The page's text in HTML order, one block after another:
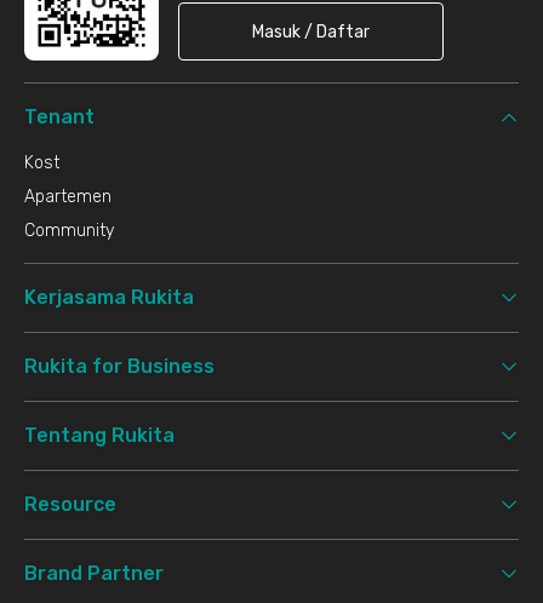
Masuk / Daftar
Tenant
Kost
Apartemen
Community
Kerjasama Rukita
Rukita for Business
Tentang Rukita
Resource
Brand Partner